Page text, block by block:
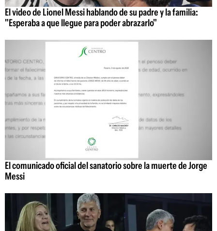
El video de Lionel Messi hablando de su padre y la familia:
"Esperaba a que llegue para poder abrazarlo"
El comunicado oficial del sanatorio sobre la muerte de Jorge
Messi